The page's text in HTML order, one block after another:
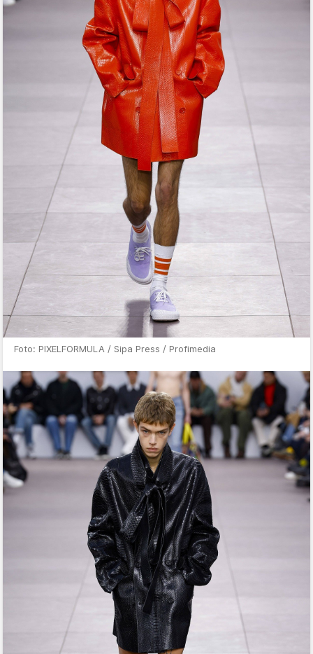
Foto: PIXELFORMULA / Sipa Press / Profimedia